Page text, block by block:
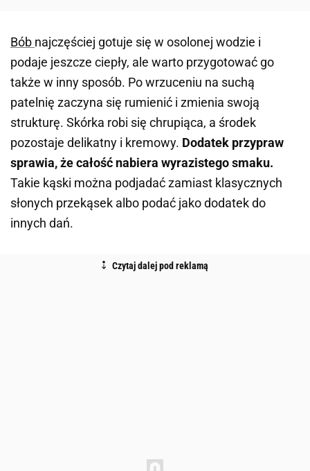
Bób najczęściej gotuje się w osolonej wodzie i
podaje jeszcze ciepły, ale warto przygotować go
także w inny sposób. Po wrzuceniu na suchą
patelnię zaczyna się rumienić i zmienia swoją
strukturę. Skórka robi się chrupiąca, a środek
pozostaje delikatny i kremowy. Dodatek przypraw
sprawia, że całość nabiera wyrazistego smaku.
Takie kąski można podjadać zamiast klasycznych
słonych przekąsek albo podać jako dodatek do
innych dań.